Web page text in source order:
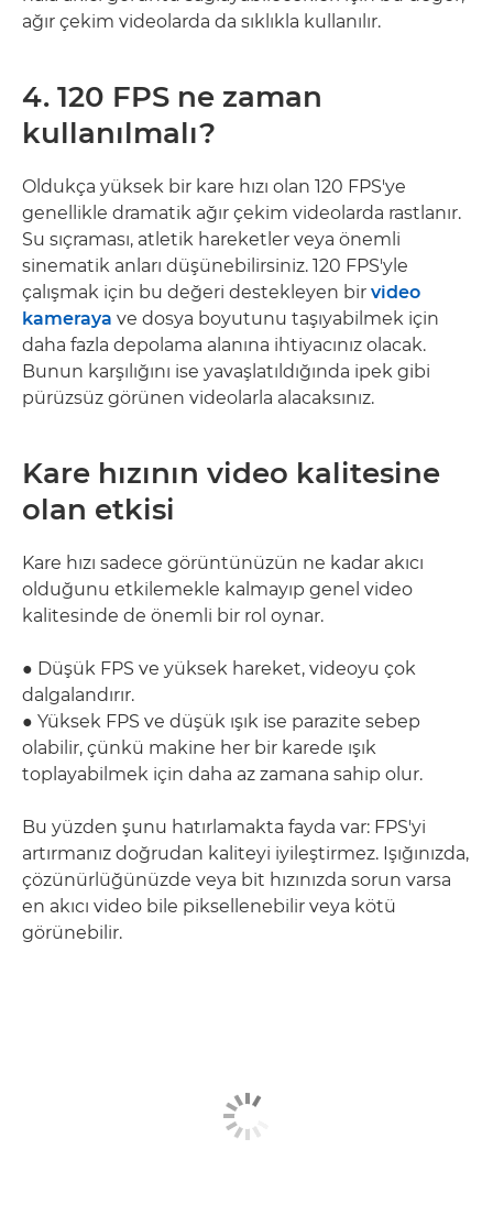
ağır çekim videolarda da sıklıkla kullanılır.
4. 120 FPS ne zaman
kullanılmalı?
Oldukça yüksek bir kare hızı olan 120 FPS'ye
genellikle dramatik ağır çekim videolarda rastlanır.
Su sıçraması, atletik hareketler veya önemli
sinematik anları düşünebilirsiniz. 120 FPS'yle
çalışmak için bu değeri destekleyen bir video
kameraya ve dosya boyutunu taşıyabilmek için
daha fazla depolama alanına ihtiyacınız olacak.
Bunun karşılığını ise yavaşlatıldığında ipek gibi
pürüzsüz görünen videolarla alacaksınız.
Kare hızının video kalitesine
olan etkisi
Kare hızı sadece görüntünüzün ne kadar akıcı
olduğunu etkilemekle kalmayıp genel video
kalitesinde de önemli bir rol oynar.
● Düşük FPS ve yüksek hareket, videoyu çok
dalgalandırır.
● Yüksek FPS ve düşük ışık ise parazite sebep
olabilir, çünkü makine her bir karede ışık
toplayabilmek için daha az zamana sahip olur.
Bu yüzden şunu hatırlamakta fayda var: FPS'yi
artırmanız doğrudan kaliteyi iyileştirmez. Işığınızda,
çözünürlüğünüzde veya bit hızınızda sorun varsa
en akıcı video bile piksellenebilir veya kötü
görünebilir.